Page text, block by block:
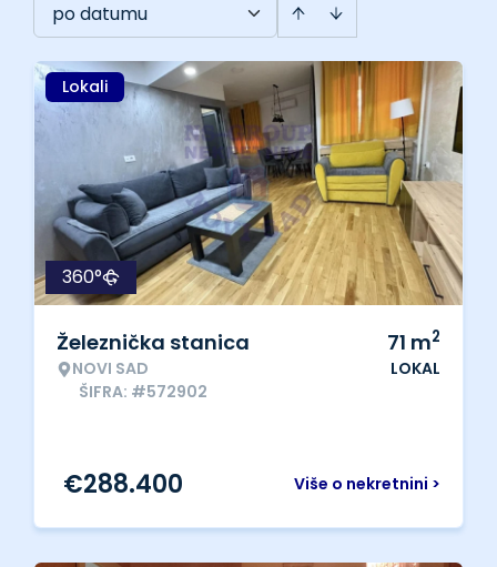
po datumu
Lokali
360°
Železnička stanica
NOVI SAD
ŠIFRA: #572902
71 m2
LOKAL
Više o nekretnini >
€288.400